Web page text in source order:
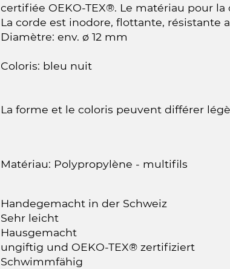
certifiée OEKO-TEX®. Le matériau pour la
La corde est inodore, flottante, résistante
Diamètre: env. ø 12 mm
Coloris: bleu nuit
La forme et le coloris peuvent différer
Matériau: Polypropylène - multifils
Handegemacht in der Schweiz
Sehr leicht
Hausgemacht
ungiftig und OEKO-TEX® zertifiziert
Schwimmfähig